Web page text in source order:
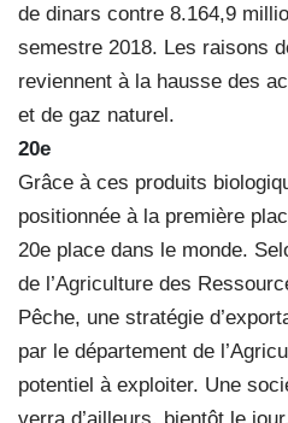
de dinars contre 8.164,9
semestre 2018. Les raisons
reviennent à la hausse des
et de gaz naturel.
20e
Grâce à ces produits
positionnée à la première
20e place dans le monde.
de l’Agriculture des
Pêche, une stratégie
par le département de
potentiel à exploiter. Une